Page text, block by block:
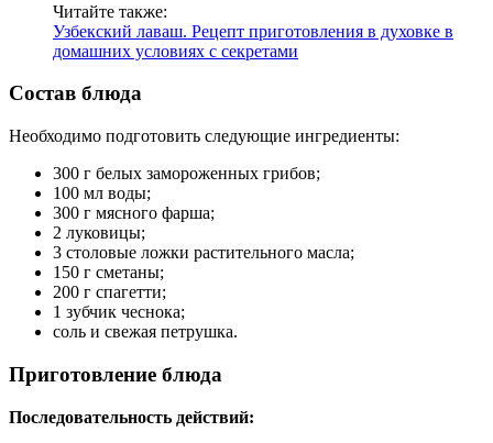
Читайте также:
Узбекский лаваш. Рецепт приготовления в духовке в
домашних условиях с секретами
Состав блюда
Необходимо подготовить следующие ингредиенты:
300 г белых замороженных грибов;
100 мл воды;
300 г мясного фарша;
2 луковицы;
3 столовые ложки растительного масла;
150 г сметаны;
200 г спагетти;
1 зубчик чеснока;
соль и свежая петрушка.
Приготовление блюда
Последовательность действий: